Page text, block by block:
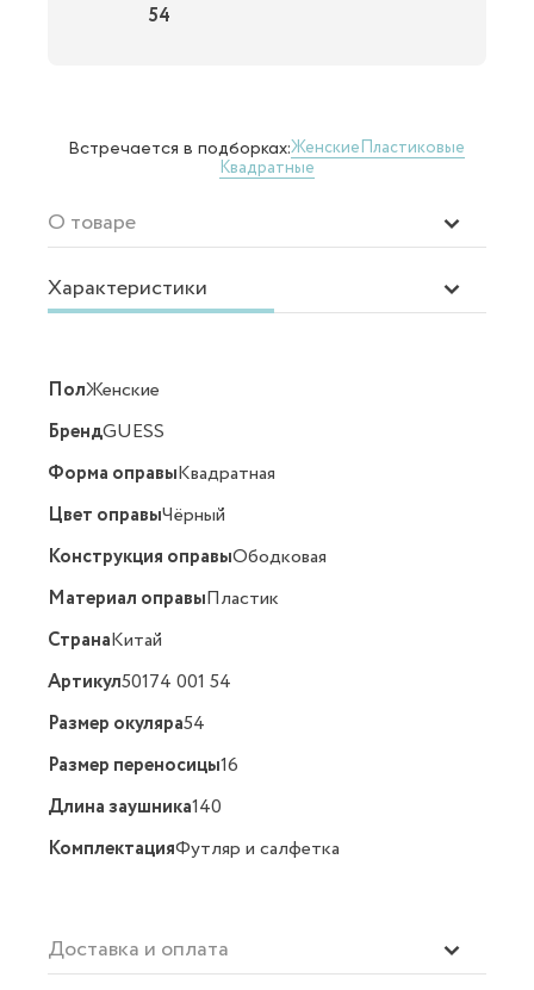
54
Встречается в подборках:ЖенскиеПластиковые
Квадратные
О товаре
Характеристики
ПолЖенские
БрендGUESS
Форма оправыКвадратная
Цвет оправыЧёрный
Конструкция оправыОбодковая
Материал оправыПластик
СтранаКитай
Артикул50174 001 54
Размер окуляра54
Размер переносицы16
Длина заушника140
КомплектацияФутляр и салфетка
Доставка и оплата